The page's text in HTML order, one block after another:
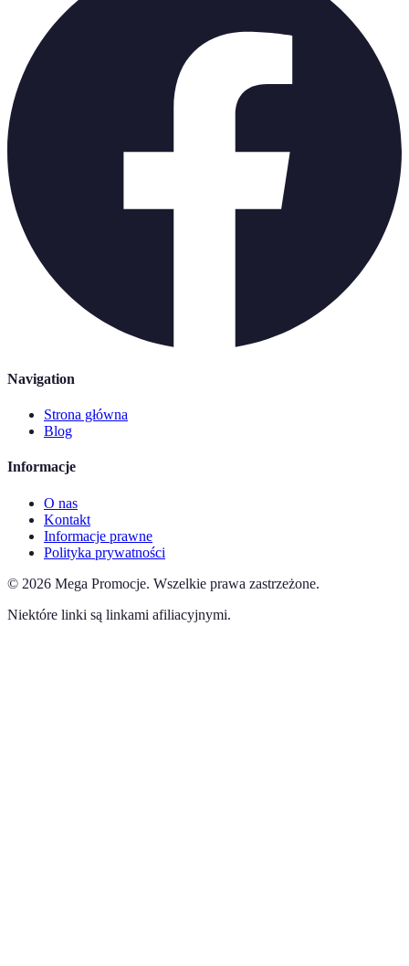
Navigation
Strona główna
Blog
Informacje
O nas
Kontakt
Informacje prawne
Polityka prywatności
© 2026 Mega Promocje. Wszelkie prawa zastrzeżone.
Niektóre linki są linkami afiliacyjnymi.